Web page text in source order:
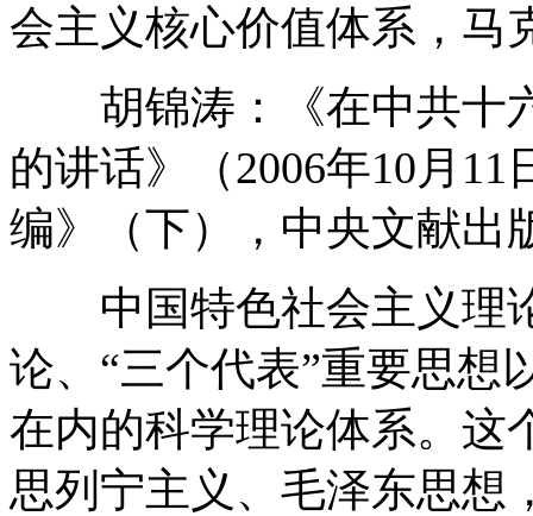
会主义核心价值体系，马
胡锦涛：《在中共十
的讲话》（2006年10月
编》（下），中央文献出
中国特色社会主义理
论、“三个代表”重要思想
在内的科学理论体系。这
思列宁主义、毛泽东思想